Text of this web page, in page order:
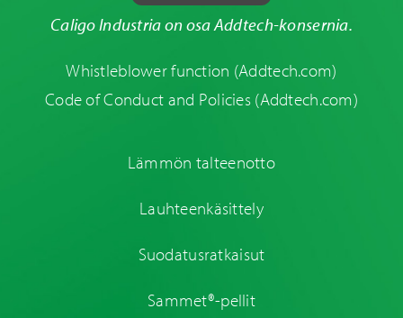
Caligo Industria on osa Addtech-konsernia.
Whistleblower function (Addtech.com)
Code of Conduct and Policies (Addtech.com)
Lämmön talteenotto
Lauhteenkäsittely
Suodatusratkaisut
Sammet®-pellit